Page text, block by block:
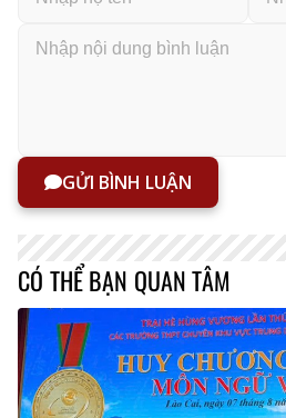
GỬI BÌNH LUẬN
CÓ THỂ BẠN QUAN TÂM